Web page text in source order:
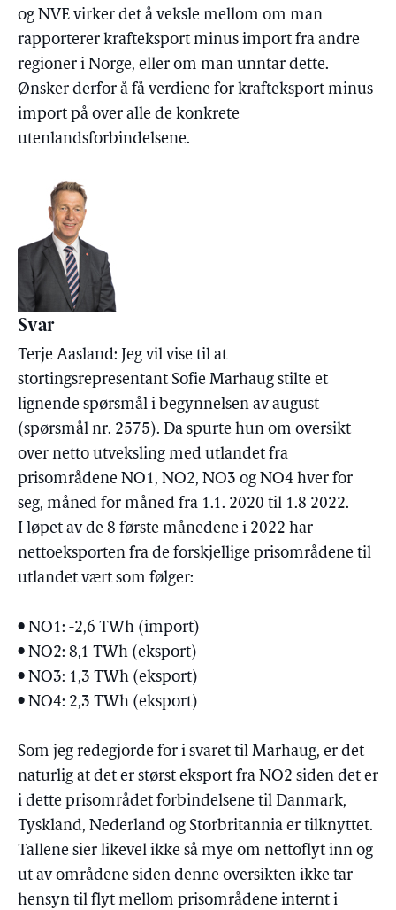
og NVE virker det å veksle mellom om man
rapporterer krafteksport minus import fra andre
regioner i Norge, eller om man unntar dette.
Ønsker derfor å få verdiene for krafteksport minus
import på over alle de konkrete
utenlandsforbindelsene.
Svar
Terje Aasland: Jeg vil vise til at
stortingsrepresentant Sofie Marhaug stilte et
lignende spørsmål i begynnelsen av august
(spørsmål nr. 2575). Da spurte hun om oversikt
over netto utveksling med utlandet fra
prisområdene NO1, NO2, NO3 og NO4 hver for
seg, måned for måned fra 1.1. 2020 til 1.8 2022.
I løpet av de 8 første månedene i 2022 har
nettoeksporten fra de forskjellige prisområdene til
utlandet vært som følger:
• NO1: -2,6 TWh (import)
• NO2: 8,1 TWh (eksport)
• NO3: 1,3 TWh (eksport)
• NO4: 2,3 TWh (eksport)
Som jeg redegjorde for i svaret til Marhaug, er det
naturlig at det er størst eksport fra NO2 siden det er
i dette prisområdet forbindelsene til Danmark,
Tyskland, Nederland og Storbritannia er tilknyttet.
Tallene sier likevel ikke så mye om nettoflyt inn og
ut av områdene siden denne oversikten ikke tar
hensyn til flyt mellom prisområdene internt i